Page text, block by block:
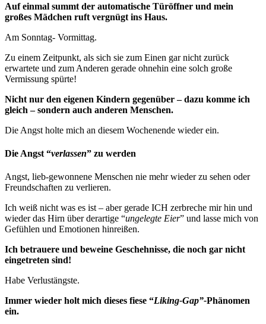
Auf einmal summt der automatische Türöffner und mein
großes Mädchen ruft vergnügt ins Haus.
Am Sonntag- Vormittag.
Zu einem Zeitpunkt, als sich sie zum Einen gar nicht zurück
erwartete und zum Anderen gerade ohnehin eine solch große
Vermissung spürte!
Nicht nur den eigenen Kindern gegenüber – dazu komme ich
gleich – sondern auch anderen Menschen.
Die Angst holte mich an diesem Wochenende wieder ein.
Die Angst “verlassen” zu werden
Angst, lieb-gewonnene Menschen nie mehr wieder zu sehen oder
Freundschaften zu verlieren.
Ich weiß nicht was es ist – aber gerade ICH zerbreche mir hin und
wieder das Hirn über derartige “ungelegte Eier” und lasse mich von
Gefühlen und Emotionen hinreißen.
Ich betrauere und beweine Geschehnisse, die noch gar nicht
eingetreten sind!
Habe Verlustängste.
Immer wieder holt mich dieses fiese “Liking-Gap”-Phänomen
ein.